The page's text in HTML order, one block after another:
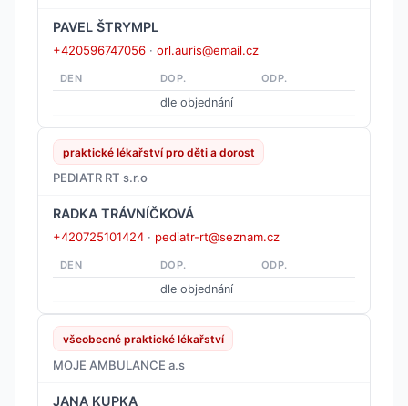
PAVEL ŠTRYMPL
+420596747056 · orl.auris@email.cz
DEN DOP. ODP.
dle objednání
praktické lékařství pro děti a dorost
PEDIATR RT s.r.o
RADKA TRÁVNÍČKOVÁ
+420725101424 · pediatr-rt@seznam.cz
DEN DOP. ODP.
dle objednání
všeobecné praktické lékařství
MOJE AMBULANCE a.s
JANA KUPKA